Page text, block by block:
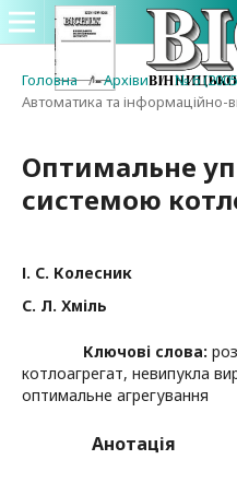
Головна / Архіви / № 6
Автоматика та інформаційно-
Оптимальне
системою
І. С. Колесник
С. Л. Хміль
Ключові слова:
котлоагрегат, невипукла
оптимальне агрегування
Анотація